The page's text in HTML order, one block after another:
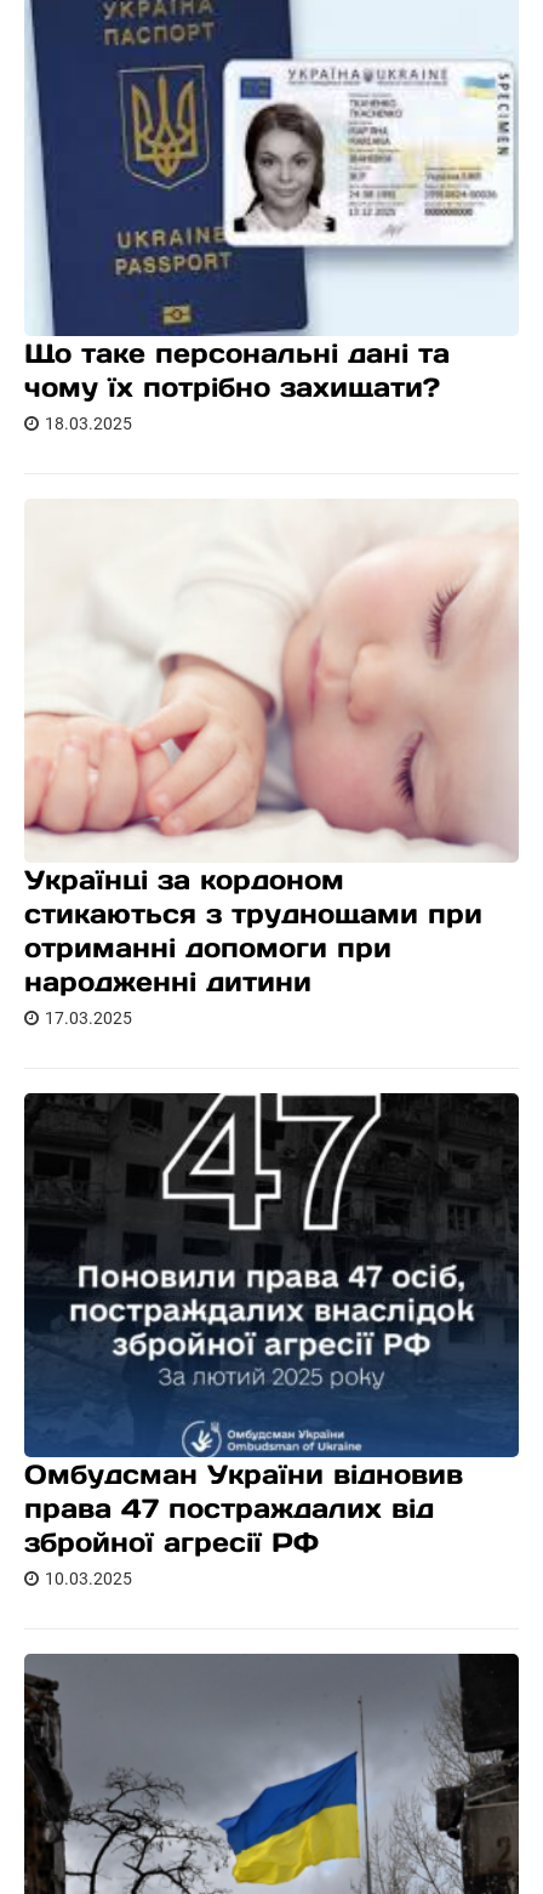
Що таке персональні дані та
чому їх потрібно захищати?
18.03.2025
Українці за кордоном
стикаються з труднощами при
отриманні допомоги при
народженні дитини
17.03.2025
Омбудсман України відновив
права 47 постраждалих від
збройної агресії РФ
10.03.2025